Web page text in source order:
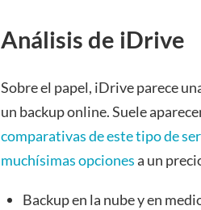
Análisis de iDrive
Sobre el papel, iDrive parece
un backup online. Suele
comparativas de este tipo de
muchísimas opcionesa un
Backup en la nube y en